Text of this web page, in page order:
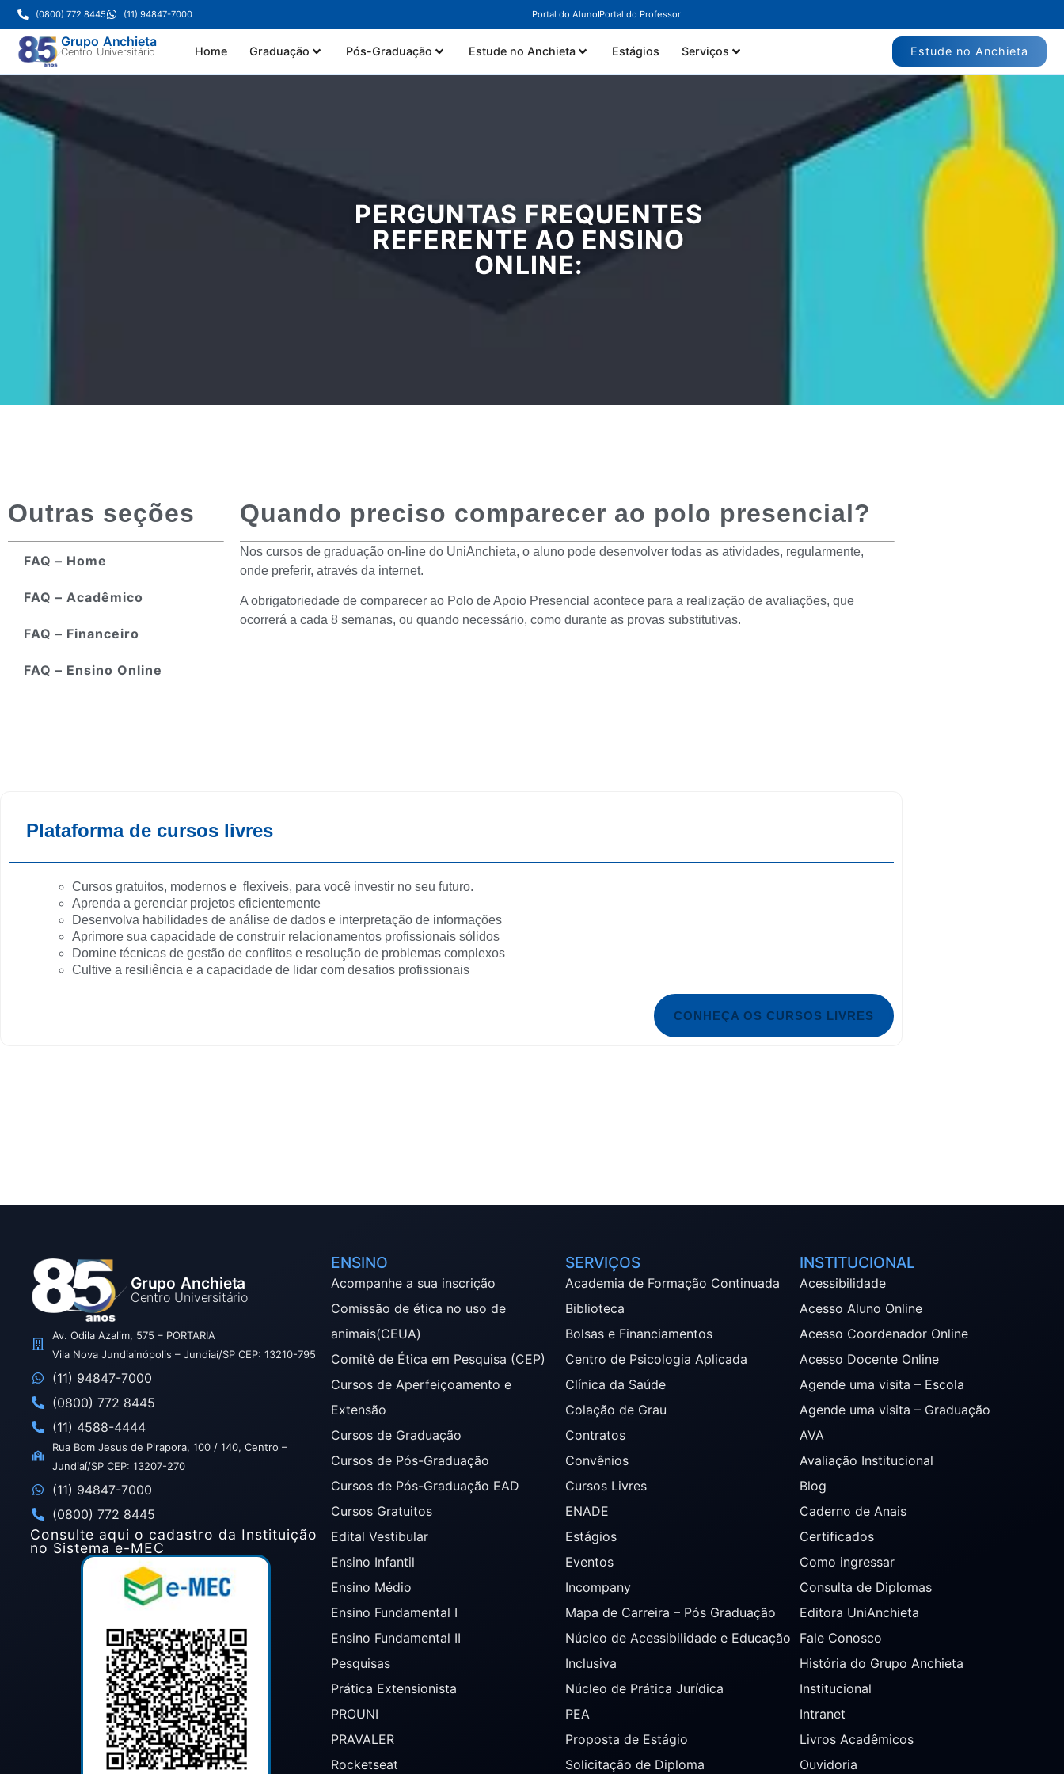
(0800) 772 8445 (11) 94847-7000 Portal do Aluno Portal do Professor
Grupo Anchieta
Centro Universitário Home Graduação Pós-Graduação Estude no Anchieta Estágios Serviços Estude no Anchieta
PERGUNTAS FREQUENTES
REFERENTE AO ENSINO
ONLINE:
Outras seções
FAQ – Home
FAQ – Acadêmico
FAQ – Financeiro
FAQ – Ensino Online
Quando preciso comparecer ao polo presencial?
Nos cursos de graduação on-line do UniAnchieta, o aluno pode desenvolver todas as atividades, regularmente,
onde preferir, através da internet.
A obrigatoriedade de comparecer ao Polo de Apoio Presencial acontece para a realização de avaliações, que
ocorrerá a cada 8 semanas, ou quando necessário, como durante as provas substitutivas.
Plataforma de cursos livres
Cursos gratuitos, modernos e flexíveis, para você investir no seu futuro.
Aprenda a gerenciar projetos eficientemente
Desenvolva habilidades de análise de dados e interpretação de informações
Aprimore sua capacidade de construir relacionamentos profissionais sólidos
Domine técnicas de gestão de conflitos e resolução de problemas complexos
Cultive a resiliência e a capacidade de lidar com desafios profissionais
CONHEÇA OS CURSOS LIVRES
Grupo Anchieta
Centro Universitário
Av. Odila Azalim, 575 – PORTARIA
Vila Nova Jundiainópolis – Jundiaí/SP CEP: 13210-795
(11) 94847-7000
(0800) 772 8445
(11) 4588-4444
Rua Bom Jesus de Pirapora, 100 / 140, Centro –
Jundiaí/SP CEP: 13207-270
(11) 94847-7000
(0800) 772 8445
Consulte aqui o cadastro da Instituição
no Sistema e-MEC
ENSINO
Acompanhe a sua inscrição
Comissão de ética no uso de
animais(CEUA)
Comitê de Ética em Pesquisa (CEP)
Cursos de Aperfeiçoamento e
Extensão
Cursos de Graduação
Cursos de Pós-Graduação
Cursos de Pós-Graduação EAD
Cursos Gratuitos
Edital Vestibular
Ensino Infantil
Ensino Médio
Ensino Fundamental I
Ensino Fundamental II
Pesquisas
Prática Extensionista
PROUNI
PRAVALER
Rocketseat
SERVIÇOS
Academia de Formação Continuada
Biblioteca
Bolsas e Financiamentos
Centro de Psicologia Aplicada
Clínica da Saúde
Colação de Grau
Contratos
Convênios
Cursos Livres
ENADE
Estágios
Eventos
Incompany
Mapa de Carreira – Pós Graduação
Núcleo de Acessibilidade e Educação
Inclusiva
Núcleo de Prática Jurídica
PEA
Proposta de Estágio
Solicitação de Diploma
INSTITUCIONAL
Acessibilidade
Acesso Aluno Online
Acesso Coordenador Online
Acesso Docente Online
Agende uma visita – Escola
Agende uma visita – Graduação
AVA
Avaliação Institucional
Blog
Caderno de Anais
Certificados
Como ingressar
Consulta de Diplomas
Editora UniAnchieta
Fale Conosco
História do Grupo Anchieta
Institucional
Intranet
Livros Acadêmicos
Ouvidoria